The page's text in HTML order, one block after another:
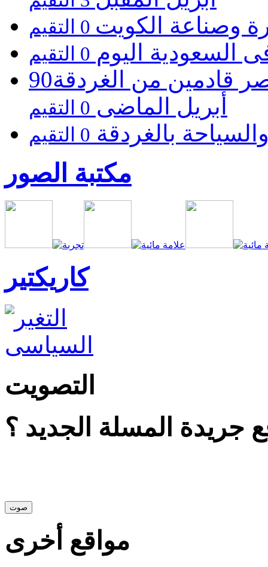
وصناعة الكويت
السعودية اليوم 0 التقيم
90ألف سائح زاروا القاهرة والآقصر قادمين من الغردقة
أبريل الماضى 0 التقيم
بالغردقة 0 التقيم
مكتبة الصور
كاريكتير
التصويت
جريدة المسلة الجديد ؟
مواقع أخرى